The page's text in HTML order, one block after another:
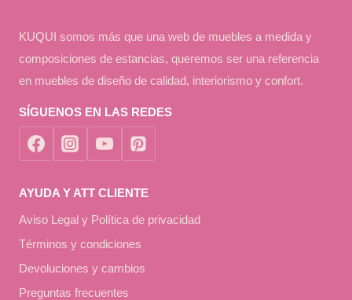
KUQUI somos más que una web de muebles a medida y
composiciones de estancias, queremos ser una referencia
en muebles de diseño de calidad, interiorismo y confort.
SÍGUENOS EN LAS REDES
AYUDA Y ATT CLIENTE
Aviso Legal y Política de privacidad
Términos y condiciones
Devoluciones y cambios
Preguntas frecuentes